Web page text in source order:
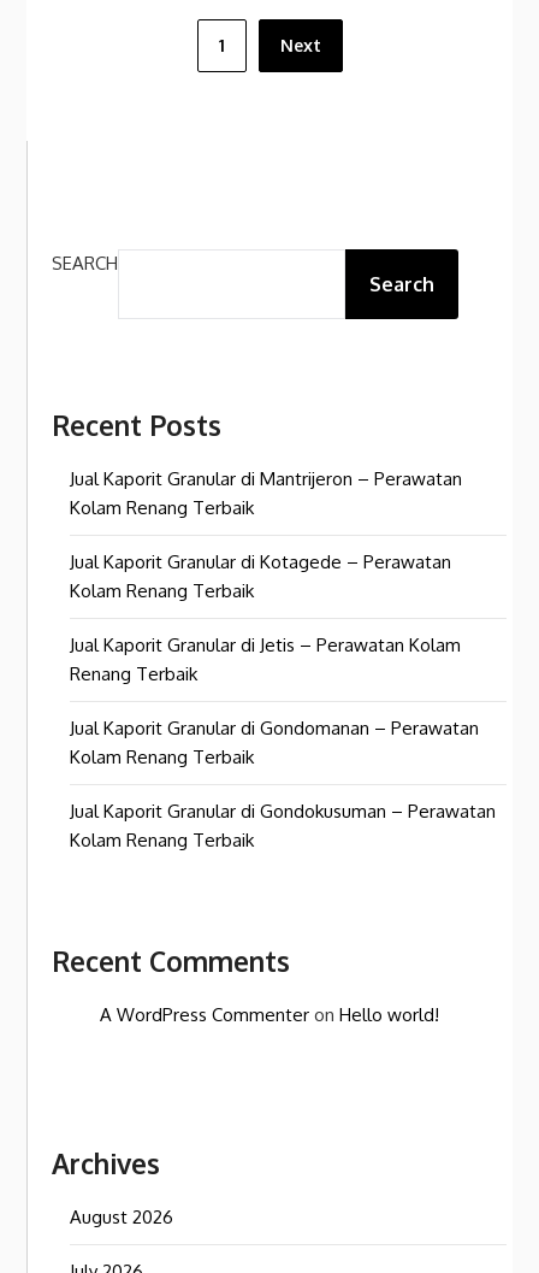
1 Next
SEARCH
Search
Recent Posts
Jual Kaporit Granular di Mantrijeron – Perawatan
Kolam Renang Terbaik
Jual Kaporit Granular di Kotagede – Perawatan
Kolam Renang Terbaik
Jual Kaporit Granular di Jetis – Perawatan Kolam
Renang Terbaik
Jual Kaporit Granular di Gondomanan – Perawatan
Kolam Renang Terbaik
Jual Kaporit Granular di Gondokusuman – Perawatan
Kolam Renang Terbaik
Recent Comments
A WordPress Commenter onHello world!
Archives
August 2026